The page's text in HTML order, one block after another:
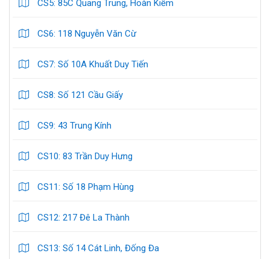
CS5: 85C Quang Trung, Hoàn Kiếm
CS6: 118 Nguyễn Văn Cừ
CS7: Số 10A Khuất Duy Tiến
CS8: Số 121 Cầu Giấy
CS9: 43 Trung Kính
CS10: 83 Trần Duy Hưng
CS11: Số 18 Phạm Hùng
CS12: 217 Đê La Thành
CS13: Số 14 Cát Linh, Đống Đa